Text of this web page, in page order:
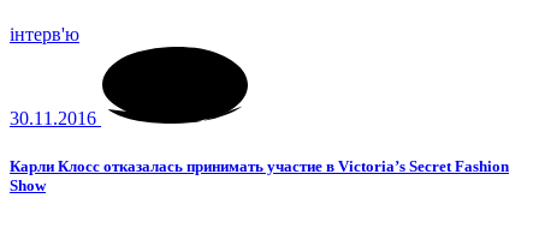
інтерв'ю
30.11.2016
Карли Клосс отказалась принимать участие в Victoria’s Secret Fashion
Show